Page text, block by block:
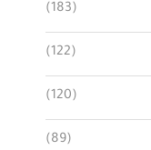
(183)
(122)
(120)
(89)